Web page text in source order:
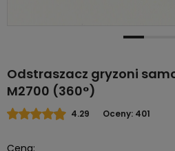
Odstraszacz gryzoni
M2700 (360°)
4.29 Oceny: 401
Cena: